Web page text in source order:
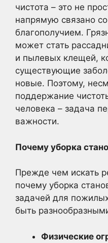
чистота – это не
напрямую связано
благополучием.
может стать
и пылевых клещей,
существующие
новые. Поэтому,
поддержание
человека – задача
важности.
Почему уборка
Прежде чем искать
почему уборка
задачей для
быть
Физические